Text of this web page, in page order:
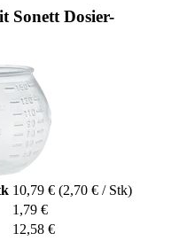
Sonett Dosier-
10,79 € (2,70 € / Stk)
1,79 €
12,58 €